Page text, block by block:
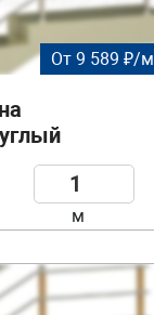
От 9 589 ₽/м
и
м